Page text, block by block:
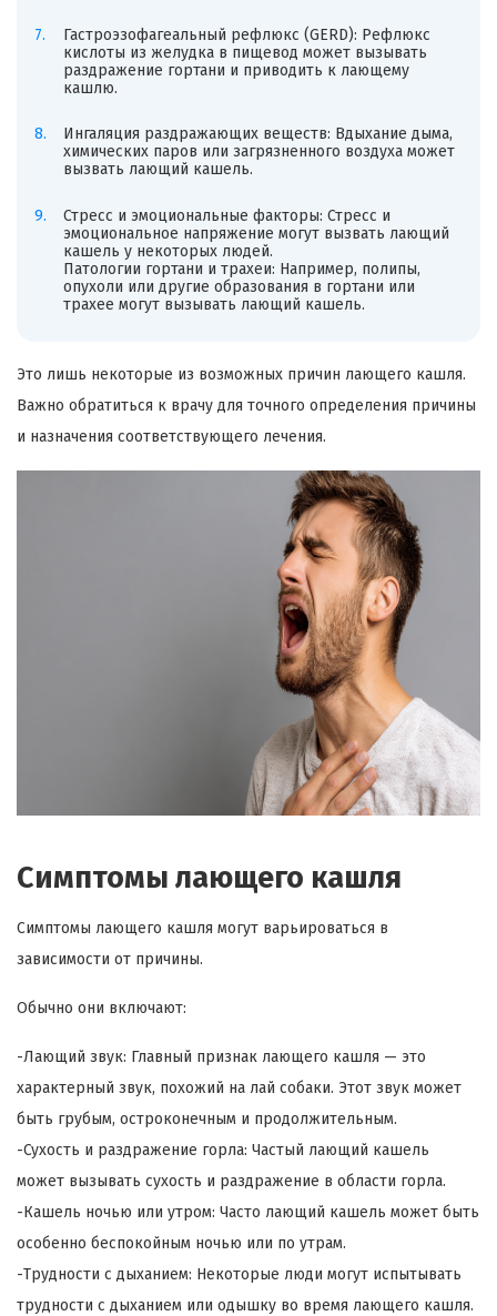
Гастроэзофагеальный рефлюкс (GERD): Рефлюкс
кислоты из желудка в пищевод может вызывать
раздражение гортани и приводить к лающему
кашлю.
Ингаляция раздражающих веществ: Вдыхание дыма,
химических паров или загрязненного воздуха может
вызвать лающий кашель.
Стресс и эмоциональные факторы: Стресс и
эмоциональное напряжение могут вызвать лающий
кашель у некоторых людей.
Патологии гортани и трахеи: Например, полипы,
опухоли или другие образования в гортани или
трахее могут вызывать лающий кашель.
Это лишь некоторые из возможных причин лающего кашля.
Важно обратиться к врачу для точного определения причины
и назначения соответствующего лечения.
Симптомы лающего кашля
Симптомы лающего кашля могут варьироваться в
зависимости от причины.
Обычно они включают:
-Лающий звук: Главный признак лающего кашля — это
характерный звук, похожий на лай собаки. Этот звук может
быть грубым, остроконечным и продолжительным.
-Сухость и раздражение горла: Частый лающий кашель
может вызывать сухость и раздражение в области горла.
-Кашель ночью или утром: Часто лающий кашель может быть
особенно беспокойным ночью или по утрам.
-Трудности с дыханием: Некоторые люди могут испытывать
трудности с дыханием или одышку во время лающего кашля.